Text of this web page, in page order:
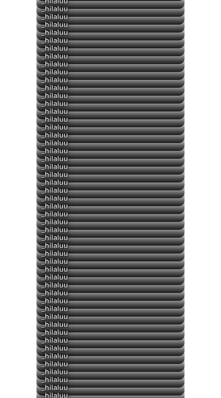
▶
_hilaluu
_hilaluu
_hilaluu
_hilaluu
_hilaluu
_hilaluu
_hilaluu
_hilaluu
_hilaluu
_hilaluu
_hilaluu
_hilaluu
_hilaluu
_hilaluu
_hilaluu
▶
_hilaluu
▶
_hilaluu
▶
_hilaluu
_hilaluu
_hilaluu
_hilaluu
_hilaluu
_hilaluu
▶
_hilaluu
_hilaluu
▶
_hilaluu
▶
_hilaluu
▶
_hilaluu
_hilaluu
▶
_hilaluu
▶
_hilaluu
_hilaluu
_hilaluu
▶
_hilaluu
_hilaluu
_hilaluu
_hilaluu
_hilaluu
_hilaluu
_hilaluu
_hilaluu
_hilaluu
_hilaluu
_hilaluu
▶
_hilaluu
_hilaluu
_hilaluu
_hilaluu
_hilaluu
_hilaluu